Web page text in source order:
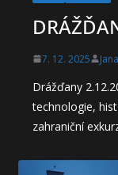
7. 12. 2025
Drážďany
technologie,
zahraniční